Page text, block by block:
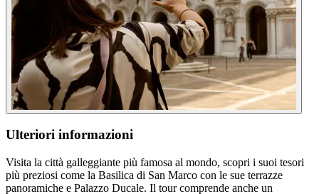
Ulteriori informazioni
Visita la città galleggiante più famosa al mondo, scopri i suoi tesori
più preziosi come la Basilica di San Marco con le sue terrazze
panoramiche e Palazzo Ducale. Il tour comprende anche un